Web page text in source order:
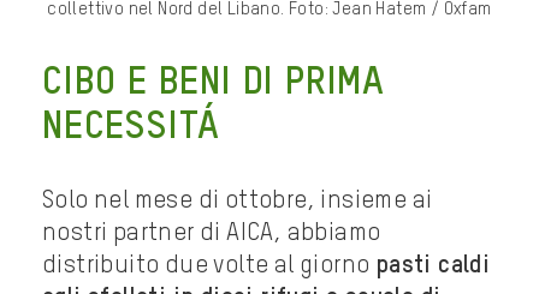
collettivo nel Nord del Libano. Foto: Jean Hatem / Oxfam
CIBO E BENI DI PRIMA
NECESSITÁ
Solo nel mese di ottobre, insieme ai
nostri partner di AICA, abbiamo
distribuito due volte al giorno pasti caldi